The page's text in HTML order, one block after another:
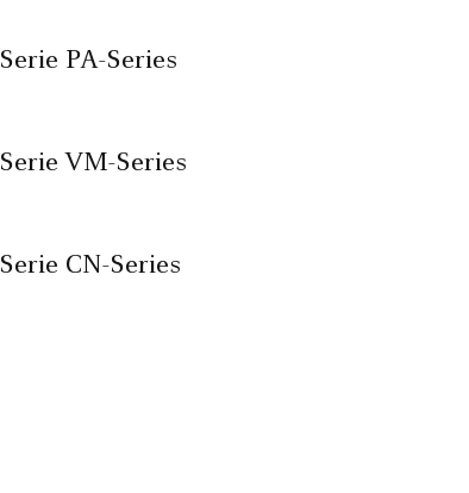
Serie PA-Series
Serie VM-Series
Serie CN-Series